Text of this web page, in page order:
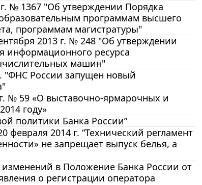
№ 1367 "Об утверждении Порядка
программам высшего
программам магистратуры"
2013 г. № 248 "Об утверждении
информационного ресурса
машин"
"ФНС России запущен новый
№ 59 «О выставочно-ярмарочных и
году»
политики Банка России”
2014 г. “Технический регламент
не запрещает выпуск белья, а
изменений в Положение Банка России от
о регистрации оператора